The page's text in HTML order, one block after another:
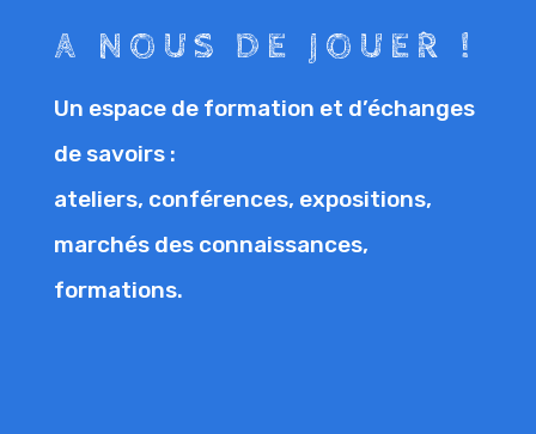
A NOUS DE JOUER !
Un espace de formation et d’échanges
de savoirs :
ateliers, conférences, expositions,
marchés des connaissances,
formations.